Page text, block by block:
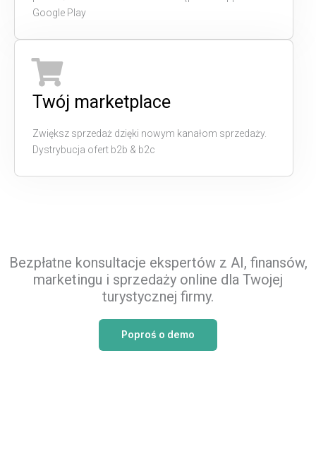
Google Play
Twój marketplace
Zwiększ sprzedaż dzięki nowym kanałom sprzedaży.
Dystrybucja ofert b2b & b2c
Bezpłatne konsultacje ekspertów z AI, finansów,
marketingu i sprzedaży online dla Twojej
turystycznej firmy.
Poproś o demo